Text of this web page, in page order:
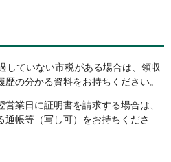
していない市税がある場合は、領収
の分かる資料をお持ちください。
業日に証明書を請求する場合は、
帳等（写し可）をお持ちくださ